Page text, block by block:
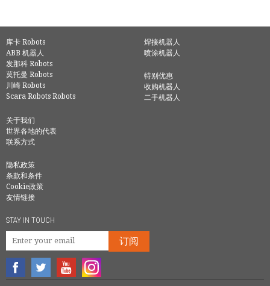
库卡 Robots
ABB 机器人
发那科 Robots
莫托曼 Robots
川崎 Robots
Scara Robots Robots
焊接机器人
喷涂机器人
特别优惠
收购机器人
二手机器人
关于我们
世界各地的代表
联系方式
隐私政策
条款和条件
Cookie政策
友情链接
STAY IN TOUCH
订阅